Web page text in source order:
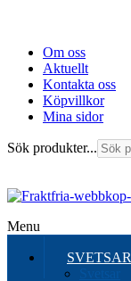
Om oss
Aktuellt
Kontakta oss
Köpvillkor
Mina sidor
Sök produkter...
Menu
SVETSAR